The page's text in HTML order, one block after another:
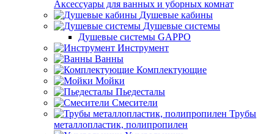
Аксессуары для ванных и уборных комнат
Душевые кабины
Душевые системы
Душевые системы GAPPO
Инструмент
Ванны
Комплектующие
Мойки
Пьедесталы
Смесители
Трубы
металлопластик, полипропилен